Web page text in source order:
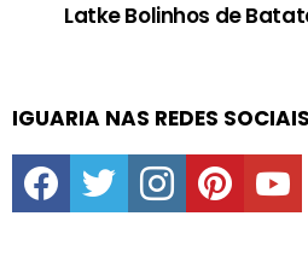
Latke Bolinhos de
IGUARIA NAS REDES SOCIAIS
facebooktwitter instagrampinterest